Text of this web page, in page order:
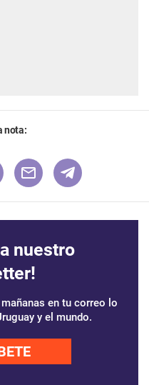
nota:
nuestro
en tu correo lo
y el mundo.